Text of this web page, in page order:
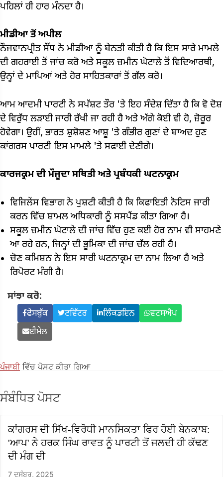
ਪਹਿਲਾਂ ਹੀ ਹਾਰ ਮੰਨਦਾ ਹੈ।
ਮੀਡੀਆ ਤੋਂ ਅਪੀਲ
ਨੌਜਵਾਨਪ੍ਰੀਤ ਸੌਂਧ ਨੇ ਮੀਡੀਆ ਨੂੰ ਬੇਨਤੀ ਕੀਤੀ ਹੈ ਕਿ ਇਸ ਸਾਰੇ ਮਾਮਲੇ
ਦੀ ਗਹਰਾਈ ਤੋਂ ਜਾਂਚ ਕਰੋ ਅਤੇ ਸਕੂਲ ਜ਼ਮੀਨ ਘੋਟਾਲੇ ਤੋਂ ਵਿਦਿਆਰਥੀ,
ਉਨ੍ਹਾਂ ਦੇ ਮਾਪਿਆਂ ਅਤੇ ਹੋਰ ਸਾਹਿਤਕਾਰਾਂ ਤੋਂ ਗੱਲ ਕਰੋ।
ਆਮ ਆਦਮੀ ਪਾਰਟੀ ਨੇ ਸਪੱਸ਼ਟ ਤੌਰ 'ਤੇ ਇਹ ਸੰਦੇਸ਼ ਦਿੱਤਾ ਹੈ ਕਿ ਵੋ ਦੋਸ਼
ਦੇ ਵਿਰੁੱਧ ਲੜਾਈ ਜਾਰੀ ਰੱਖੀ ਜਾ ਰਹੀ ਹੈ ਅਤੇ ਅੱਗੇ ਕੋਈ ਵੀ ਹੋ, ਜ਼ੋਰੂਰ
ਹੋਵੇਗਾ। ਉਹੀਂ, ਭਾਰਤ ਸ਼ੁਸ਼ੋਸ਼ਣ ਆਸ਼ੂ 'ਤੇ ਗੰਭੀਰ ਗੁਣਾਂ ਦੇ ਬਾਅਦ ਹੁਣ
ਕਾਂਗਰਸ ਪਾਰਟੀ ਇਸ ਮਾਮਲੇ 'ਤੇ ਸਫਾਈ ਦੇਣੀਗੇ।
ਕਾਰਜਕ੍ਰਮ ਦੀ ਮੌਜੂਦਾ ਸਥਿਤੀ ਅਤੇ ਪ੍ਰਬੰਧਕੀ ਘਟਨਾਕ੍ਰਮ
ਵਿਜਿਲੇਂਸ ਵਿਭਾਗ ਨੇ ਪੁਸ਼ਟੀ ਕੀਤੀ ਹੈ ਕਿ ਕਿਫਾਇਤੀ ਨੋਟਿਸ ਜਾਰੀ
ਕਰਨ ਵਿੱਚ ਸ਼ਾਮਲ ਅਧਿਕਾਰੀ ਨੂੰ ਸਸਪੈਂਡ ਕੀਤਾ ਗਿਆ ਹੈ।
ਸਕੂਲ ਜ਼ਮੀਨ ਘੋਟਾਲੇ ਦੀ ਜਾਂਚ ਵਿੱਚ ਹੁਣ ਕਈ ਹੋਰ ਨਾਮ ਵੀ ਸਾਹਮਣੇ
ਆ ਰਹੇ ਹਨ, ਜਿਨ੍ਹਾਂ ਦੀ ਭੂਮਿਕਾ ਦੀ ਜਾਂਚ ਚੱਲ ਰਹੀ ਹੈ।
ਚੋਣ ਕਮਿਸ਼ਨ ਨੇ ਇਸ ਸਾਰੀ ਘਟਨਾਕ੍ਰਮ ਦਾ ਨਾਮ ਲਿਆ ਹੈ ਅਤੇ
ਰਿਪੋਰਟ ਮੰਗੀ ਹੈ।
ਸਾਂਝਾ ਕਰੋ:
ਫੇਸਬੁੱਕ ਟਵਿੱਟਰ ਲਿੰਕਡਇਨ
ਵਟਸਐਪ
ਈਮੇਲ
ਪੰਜਾਬੀਵਿੱਚ ਪੋਸਟ ਕੀਤਾ ਗਿਆ
ਸੰਬੰਧਿਤ ਪੋਸਟ
ਕਾਂਗਰਸ ਦੀ ਸਿੱਖ-ਵਿਰੋਧੀ ਮਾਨਸਿਕਤਾ ਫਿਰ ਹੋਈ ਬੇਨਕਾਬ:
'ਆਪ' ਨੇ ਹਰਕ ਸਿੰਘ ਰਾਵਤ ਨੂੰ ਪਾਰਟੀ ਤੋਂ ਜਲਦੀ ਹੀ ਕੱਢਣ
ਦੀ ਮੰਗ ਦੀ
7 ਦਸੰਬਰ, 2025